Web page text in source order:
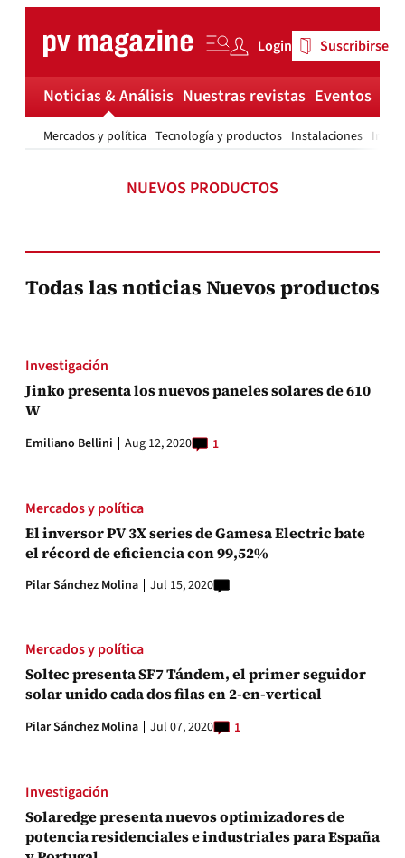
content
Login Suscribirse
Noticias & Análisis
Mercados y política Tecnología y productos Instalaciones
Nuestras revistas Eventos
NUEVOS PRODUCTOS
Todas las noticias Nuevos productos
Investigación
Jinko presenta los nuevos paneles solares de 610
W
Emiliano Bellini Aug 12, 2020 1
Mercados y política
El inversor PV 3X series de Gamesa Electric bate
el récord de eficiencia con 99,52%
Pilar Sánchez Molina Jul 15, 2020
Mercados y política
Soltec presenta SF7 Tándem, el primer seguidor
solar unido cada dos filas en 2-en-vertical
Pilar Sánchez Molina Jul 07, 2020 1
Investigación
Solaredge presenta nuevos optimizadores de
potencia residenciales e industriales para España